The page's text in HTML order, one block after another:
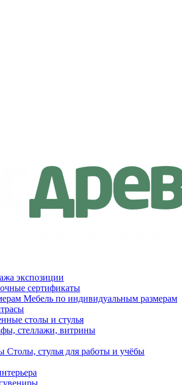
экспозиции
сертификаты
Мебель по индивидуальным размерам
столы и стулья
стеллажи, витрины
Столы, стулья для работы и учёбы